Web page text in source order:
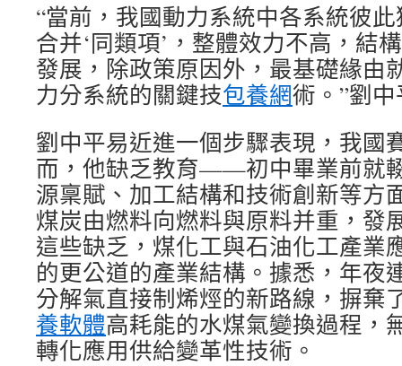
“當前，我國動力系統中各系統彼
合并‘同類項’，整體效力不高，結
發展，除政策原因外，最基礎緣由
力分系統的關鍵技包養網術。”劉
劉中平易近進一個步驟表現，我國
而，他缺乏教育——初中畢業前就
源稟賦、加工結構和技術創新等方
煤炭由燃料向燃料與原料并重，發
這些缺乏，煤化工與石油化工產業
的更公道的產業結構。據悉，年夜
分解氣直接制烯烴的新路線，摒棄
養軟體高耗能的水煤氣變換過程，
轉化應用供給變革性技術。